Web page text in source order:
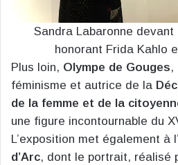
Sandra Labaronne
honorant Frida Kahlo
Plus loin, Olympe de Gouges,
féminisme et autrice de la
de la femme et de la
une figure incontournable du
L’exposition met également à
d’Arc, dont le portrait, réalisé